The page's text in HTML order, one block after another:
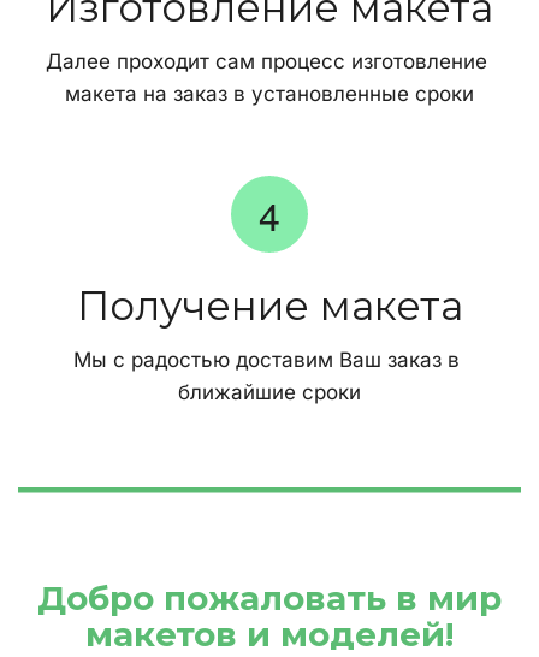
Далее проходит сам процесс изготовление
макета на заказ в установленные сроки
Получение макета
Мы с радостью доставим Ваш заказ в
ближайшие сроки
макетов и моделей!